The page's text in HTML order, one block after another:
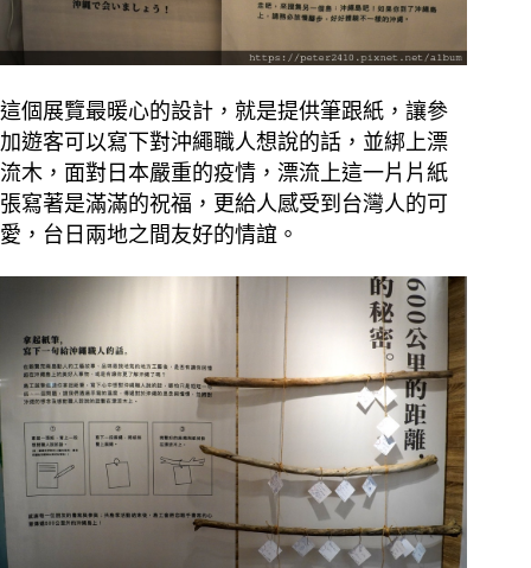
這個展覽最暖心的設計，就是提供筆跟紙，讓參
加遊客可以寫下對沖繩職人想說的話，並綁上漂
流木，面對日本嚴重的疫情，漂流上這一片片紙
張寫著是滿滿的祝福，更給人感受到台灣人的可
愛，台日兩地之間友好的情誼。